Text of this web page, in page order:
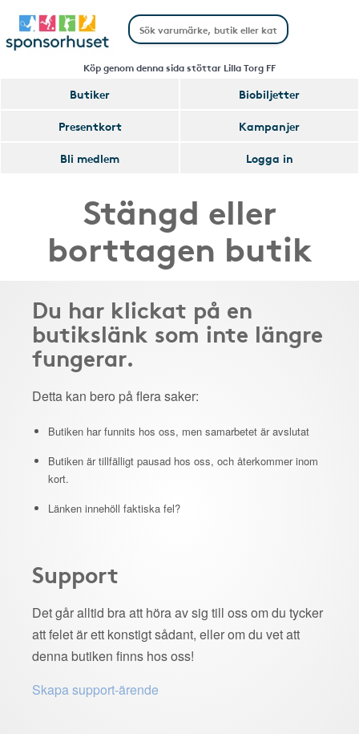
Köp genom denna sida stöttar Lilla Torg FF
Butiker
Biobiljetter
Presentkort
Kampanjer
Bli medlem
Logga in
Stängd eller
borttagen butik
Du har klickat på en
butikslänk som inte längre
fungerar.
Detta kan bero på flera saker:
Butiken har funnits hos oss, men samarbetet är avslutat
Butiken är tillfälligt pausad hos oss, och återkommer inom
kort.
Länken innehöll faktiska fel?
Support
Det går alltid bra att höra av sig till oss om du tycker
att felet är ett konstigt sådant, eller om du vet att
denna butiken finns hos oss!
Skapa support-ärende